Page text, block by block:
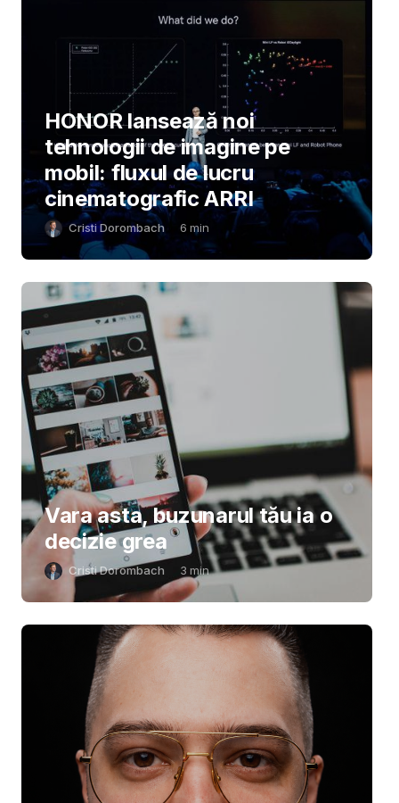
HONOR lansează noi
tehnologii de imagine pe
mobil: fluxul de lucru
cinematografic ARRI
Cristi Dorombach 6 min
Vara asta, buzunarul tău ia o
decizie grea
Cristi Dorombach 3 min